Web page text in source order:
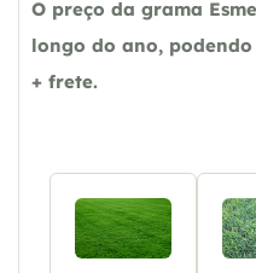
O preço da grama
longo do ano,
+ frete.